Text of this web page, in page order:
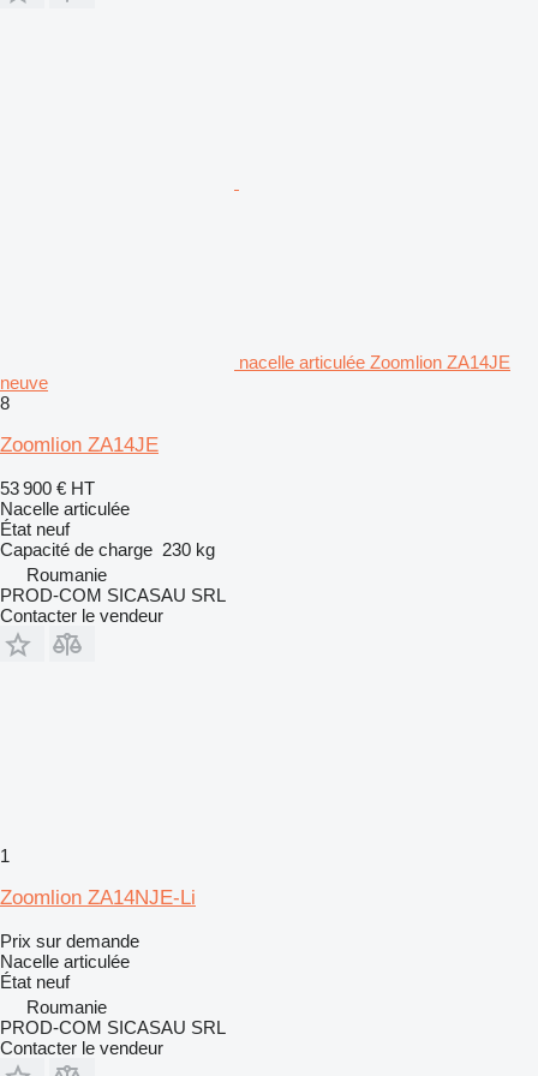
nacelle articulée Zoomlion ZA14JE
neuve
8
Zoomlion ZA14JE
53 900 € HT
Nacelle articulée
État neuf
Capacité de charge 230 kg
Roumanie
PROD-COM SICASAU SRL
Contacter le vendeur
1
Zoomlion ZA14NJE-Li
Prix sur demande
Nacelle articulée
État neuf
Roumanie
PROD-COM SICASAU SRL
Contacter le vendeur